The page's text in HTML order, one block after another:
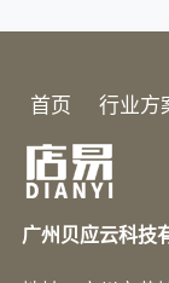
首页 行业方
广州贝应云科技